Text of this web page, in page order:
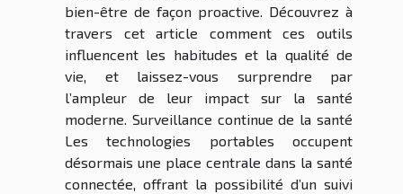
bien-être de façon proactive. Découvrez à
travers cet article comment ces outils
influencent les habitudes et la qualité de
vie, et laissez-vous surprendre par
l’ampleur de leur impact sur la santé
moderne. Surveillance continue de la santé
Les technologies portables occupent
désormais une place centrale dans la santé
connectée, offrant la possibilité d’un suivi